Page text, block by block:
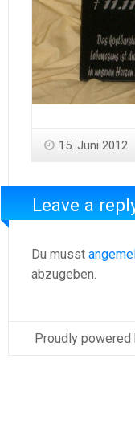
15. Juni 2012
Leave a
Du musst
abzugeben.
Proudly powered